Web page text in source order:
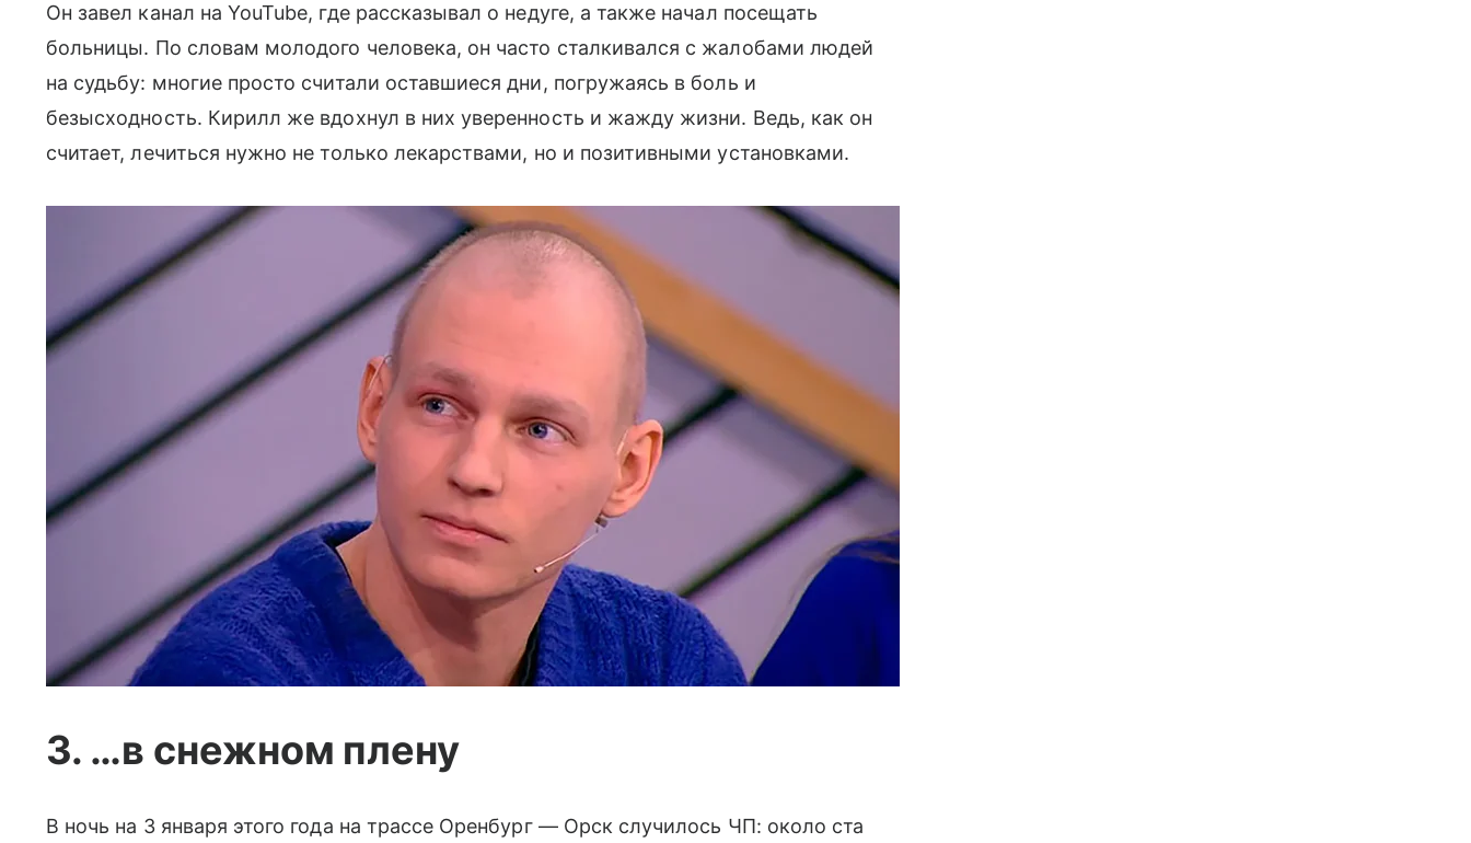
Он завел канал на YouTube, где рассказывал о недуге, а также начал посещать
больницы. По словам молодого человека, он часто сталкивался с жалобами людей
на судьбу: многие просто считали оставшиеся дни, погружаясь в боль и
безысходность. Кирилл же вдохнул в них уверенность и жажду жизни. Ведь, как он
считает, лечиться нужно не только лекарствами, но и позитивными установками.
3. …в снежном плену
В ночь на 3 января этого года на трассе Оренбург — Орск случилось ЧП: около ста